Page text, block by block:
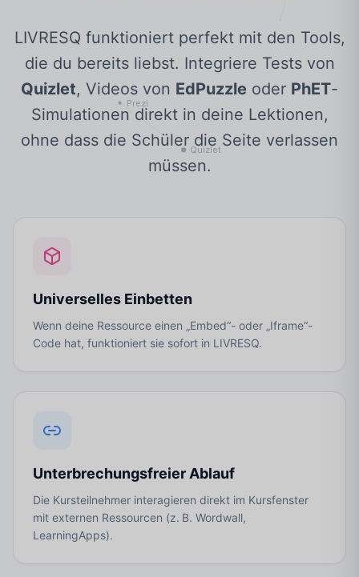
LIVRESQ funktioniert perfekt mit den Tools,
die du bereits liebst. Integriere Tests von
Quizlet, Videos von EdPuzzle oder PhET-
Simulationen direkt in deine Lektionen,
ohne dass die Schüler die Seite verlassen
müssen.
Universelles Einbetten
Wenn deine Ressource einen „Embed“- oder „Iframe“-
Code hat, funktioniert sie sofort in LIVRESQ.
Unterbrechungsfreier Ablauf
Die Kursteilnehmer interagieren direkt im Kursfenster
mit externen Ressourcen (z. B. Wordwall,
LearningApps).